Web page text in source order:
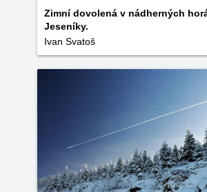
Zimní dovolená v nádherných
Jeseníky.
Ivan Svatoš